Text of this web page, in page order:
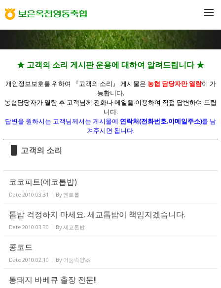
★ 고객의 소리 게시판 운용에 대하여 알려드립니다 ★
개인정보보호를 위하여 『고객의 소리』 게시물은 농협 담당자만 열람이 가
능합니다.
농협담당자가 열람 후 고객님께 전화나 메일을 이용하여 직접 답변하여 드립
니다.
답변을 원하시는 고객님께서는 게시물에 연락처(전화번호.이메일주소)를 남
겨주시면 됩니다.
고객의 소리
코코피트(에코톱밥)
Date 2010.03.31 By 엔트롤
톱밥 걱정하지 마세요. 세교톱밥이 책임지겠습니다.
Date 2010.03.30 By세교톱밥
콩코드
Date 2010.02.10 By 어둠속양초
통돼지 바베큐 출장 전문!!